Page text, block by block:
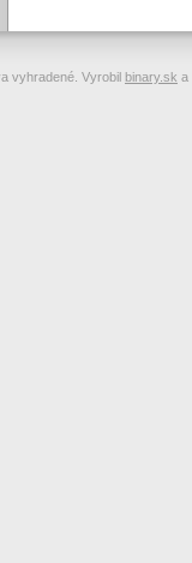
vyhradené. Vyrobil binary.sk a